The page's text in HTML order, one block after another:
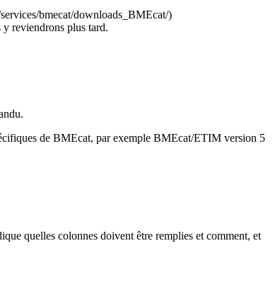
bmecat/downloads_BMEcat/)
y reviendrons plus tard.
de BMEcat, par exemple BMEcat/ETIM version 5
quelles colonnes doivent être remplies et comment, et